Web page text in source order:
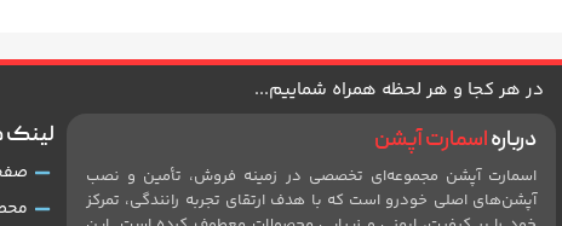
در هر کجا و هر لحظه همراه شماییم...
دربارهاسمارت آپشن
اسمارت آپشن مجموعه‌ای تخصصی در زمینه فروش، تأمین و نصب
آپشن‌های اصلی خودرو است که با هدف ارتقای تجربه رانندگی، تمرکز
لینک